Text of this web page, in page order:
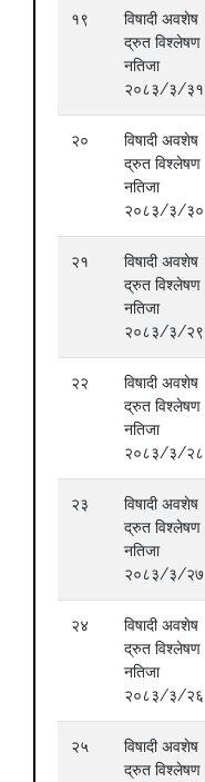
१९
विषादी अवशेष
द्रुत विश्लेषण
नतिजा
२०८३/३/३१
२०
विषादी अवशेष
द्रुत विश्लेषण
नतिजा
२०८३/३/३०
२१
विषादी अवशेष
द्रुत विश्लेषण
नतिजा
२०८३/३/२९
२२
विषादी अवशेष
द्रुत विश्लेषण
नतिजा
२०८३/३/२८
२३
विषादी अवशेष
द्रुत विश्लेषण
नतिजा
२०८३/३/२७
२४
विषादी अवशेष
द्रुत विश्लेषण
नतिजा
२०८३/३/२६
२५
विषादी अवशेष
द्रुत विश्लेषण